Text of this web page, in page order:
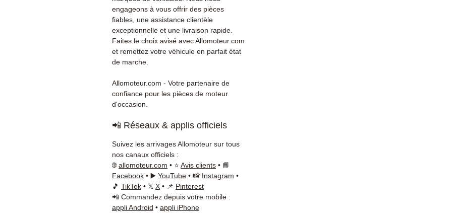
engageons à vous offrir des pièces
fiables, une assistance clientèle
exceptionnelle et une livraison rapide.
Faites le choix avisé avec Allomoteur.com
et remettez votre véhicule en parfait état
de marche.
Allomoteur.com - Votre partenaire de
confiance pour les pièces de moteur
d'occasion.
📲 Réseaux & applis officiels
Suivez les arrivages Allomoteur sur tous
nos canaux officiels :
🌐allomoteur.com • ⭐ Avis clients • 📘
Facebook • ▶️ YouTube • 📸 Instagram •
🎵 TikTok • 𝕏 X • 📌 Pinterest
📲 Commandez depuis votre mobile :
appli Android • appli iPhone